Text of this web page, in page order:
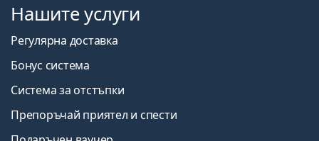
Нашите услуги
Регулярна доставка
Бонус система
Система за отстъпки
Препоръчай приятел и спести